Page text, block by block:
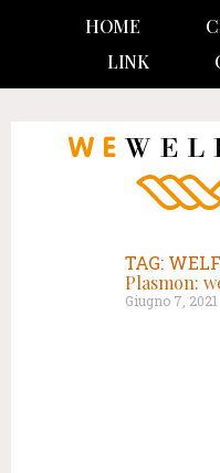
HOME
LINK
TAG:
Plasmon:
Giugno 7, 2021